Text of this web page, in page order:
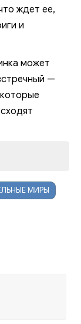
ждет ее,
и
может
—
МИРЫ